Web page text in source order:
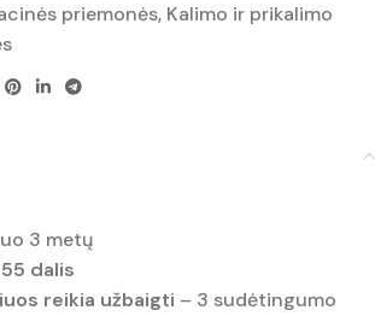
priemonės, Kalimo ir prikalimo
3 metų
55 dalis
reikia užbaigti – 3 sudėtingumo